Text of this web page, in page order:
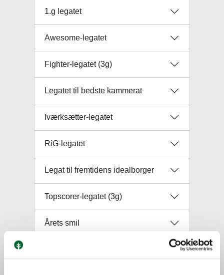
1.g legatet
Awesome-legatet
Fighter-legatet (3g)
Legatet til bedste kammerat
Iværksætter-legatet
RiG-legatet
Legat til fremtidens idealborger
Topscorer-legatet (3g)
Årets smil